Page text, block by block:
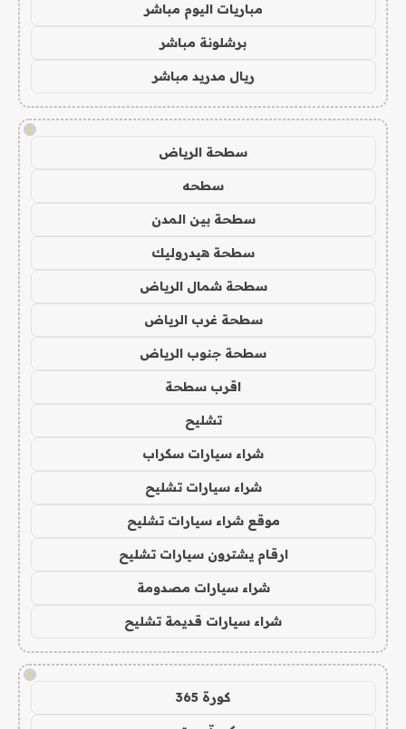
مباريات اليوم مباشر
برشلونة مباشر
ريال مدريد مباشر
!
سطحة الرياض
سطحه
سطحة بين المدن
سطحة هيدروليك
سطحة شمال الرياض
سطحة غرب الرياض
سطحة جنوب الرياض
اقرب سطحة
تشليح
شراء سيارات سكراب
شراء سيارات تشليح
موقع شراء سيارات تشليح
ارقام يشترون سيارات تشليح
شراء سيارات مصدومة
شراء سيارات قديمة تشليح
!
كورة 365